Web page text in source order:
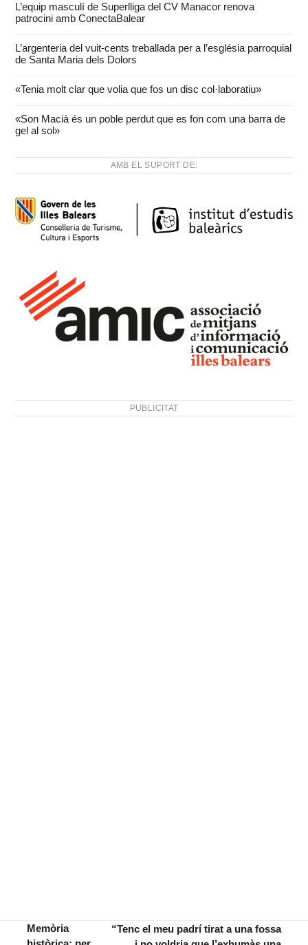
L’equip masculí de Superlliga del CV Manacor renova
patrocini amb ConectaBalear
L’argenteria del vuit-cents treballada per a l’església parroquial
de Santa Maria dels Dolors
«Tenia molt clar que volia que fos un disc col·laboratiu»
«Son Macià és un poble perdut que es fon com una barra de
gel al sol»
AMB EL SUPORT DE:
PUBLICITAT
Memòria
“Tenc el meu padrí tirat a una fossa